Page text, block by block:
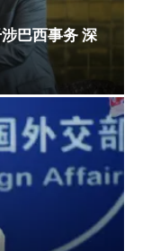
巴西事务 深